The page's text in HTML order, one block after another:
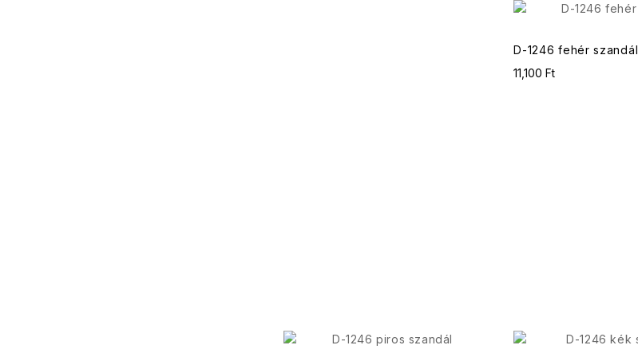
D-1246 fehér szandál
11,100 Ft